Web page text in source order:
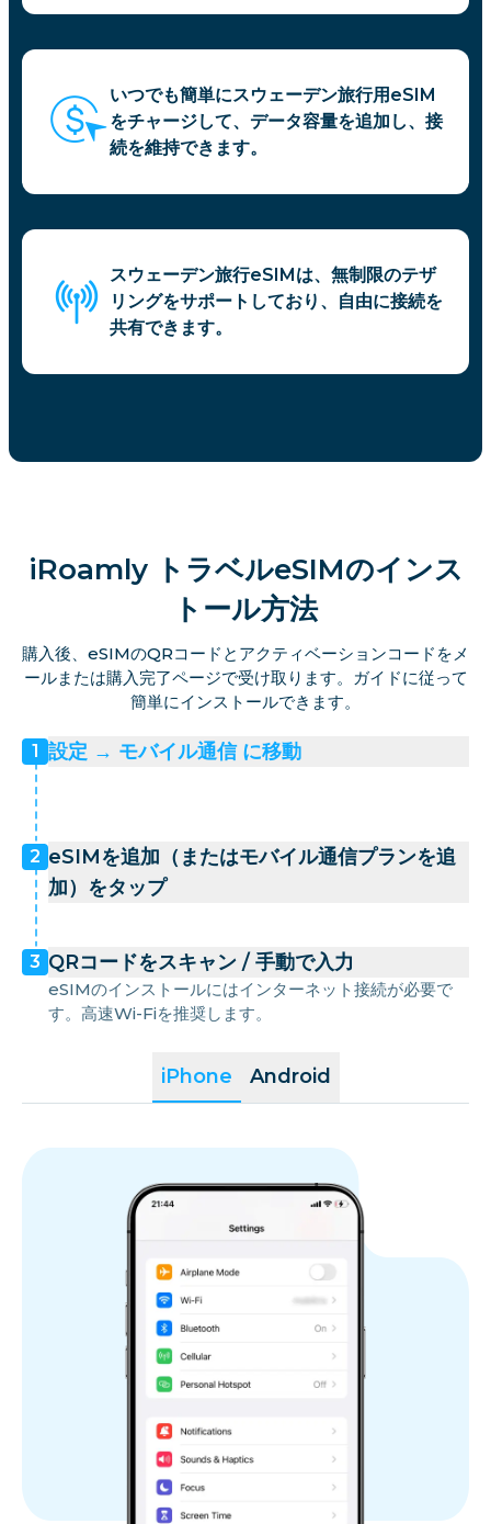
いつでも簡単にスウェーデン旅行用eSIM
をチャージして、データ容量を追加し、接
続を維持できます。
スウェーデン旅行eSIMは、無制限のテザ
リングをサポートしており、自由に接続を
共有できます。
iRoamly トラベルeSIMのインス
トール方法
購入後、eSIMのQRコードとアクティベーションコードをメ
ールまたは購入完了ページで受け取ります。ガイドに従って
簡単にインストールできます。
iPhone Android
1 設定 → モバイル通信 に移動
2 eSIMを追加（またはモバイル通信プランを追
加）をタップ
3 QRコードをスキャン / 手動で入力
eSIMのインストールにはインターネット接続が必要で
す。高速Wi-Fiを推奨します。